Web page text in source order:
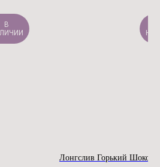
В
Лонгслив Горький